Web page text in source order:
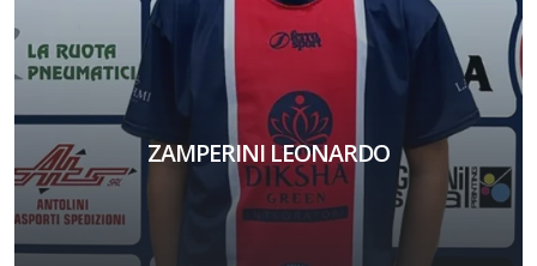
ZAMPERINI LEONARDO